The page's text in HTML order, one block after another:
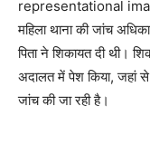
representational
महिला थाना की जांच
पिता ने शिकायत दी थी।
अदालत में पेश किया, जहां
जांच की जा रही है।